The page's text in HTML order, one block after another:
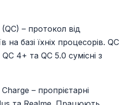
– протокол від
базі їхніх процесорів. QC
4+ та QC 5.0 сумісні з
– пропрієтарні